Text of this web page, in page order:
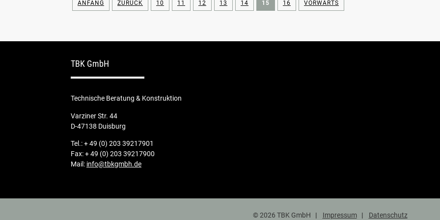
ANFANG ZURÜCK 10 11 12 13 14 15 16 VORWÄRTS
TBK GmbH
Technische Beratung & Konstruktion
Varziner Str. 44
D-47138 Duisburg
Tel.: + 49 (0) 203 39217901
Fax: + 49 (0) 203 39217900
Mail: info@tbkgmbh.de
© 2026 TBK GmbH Impressum Datenschutz